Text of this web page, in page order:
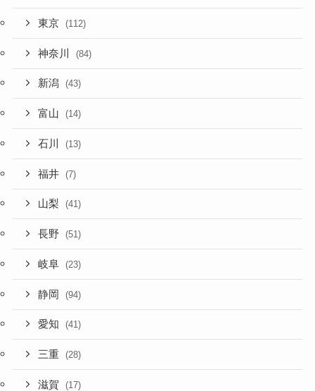
東京 (112)
神奈川 (84)
新潟 (43)
富山 (14)
石川 (13)
福井 (7)
山梨 (41)
長野 (51)
岐阜 (23)
静岡 (94)
愛知 (41)
三重 (28)
滋賀 (17)